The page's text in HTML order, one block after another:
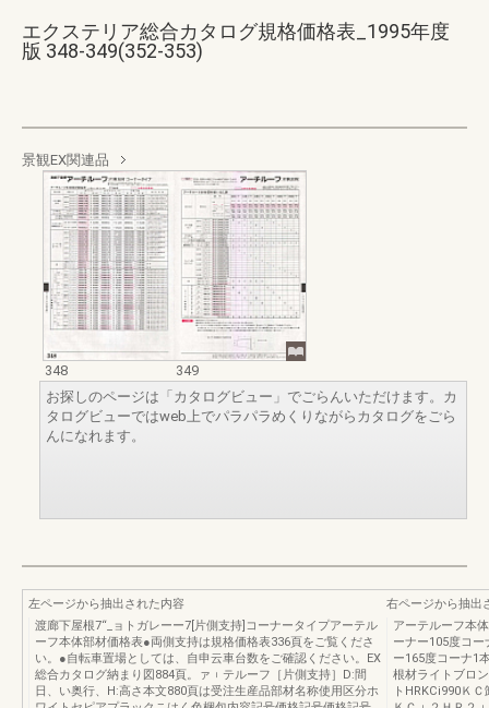
エクステリア総合カタログ規格価格表_1995年度
版 348-349(352-353)
景観EX関連品
348
349
お探しのページは「カタログビュー」でごらんいただけます。カ
タログビューではweb上でパラパラめくりながらカタログをごら
んになれます。
左ページから抽出された内容
渡廊下屋根7“_ョトガレーー7[片側支持]コーナータイプアーテル
ーフ本体部材価格表●両側支持は規格価格表336頁をご覧くださ
い。●自転車置場としては、自申云車台数をご確認ください。EX
総合カタログ納まり図884頁。ァ︲テルーフ［片側支持］D:間
日、い奥行、H:高さ本文880頁は受注生産品部材名称使用区分ホ
右ページから抽出
アーテルーフ本
ーナー105度コ
ー165度コーナ1
根材ライトブロ
トHRKCi990Ｋ